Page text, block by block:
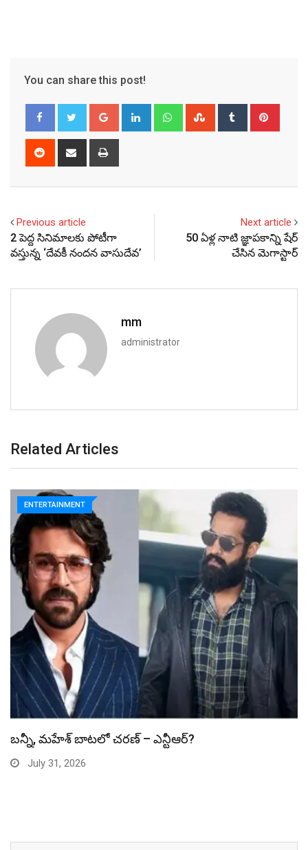
You can share this post!
Google+ LinkedIn WhatsappStumbleUpon
Tumblr
Reddit
Share
Previous article
2 పెద్ద సినిమాలకు పోటీగా
వ‌స్తున్న ‘దేవకీ నందన వాసుదేవ’
Next article
50 ఏళ్ల నాటి జ్ఞాపకాన్ని షేర్
చేసిన మెగాస్టార్
mm
administrator
Related Articles
ENTERTAINMENT
స్పైడర్ మ్యాన్ బాక్సాఫీస్ రికార్డు బద్దలు
July 31, 2026